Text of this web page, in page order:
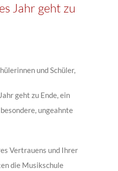
Jahr geht zu
und Schüler,
geht zu Ende, ein
ungeahnte
Vertrauens und Ihrer
die Musikschule